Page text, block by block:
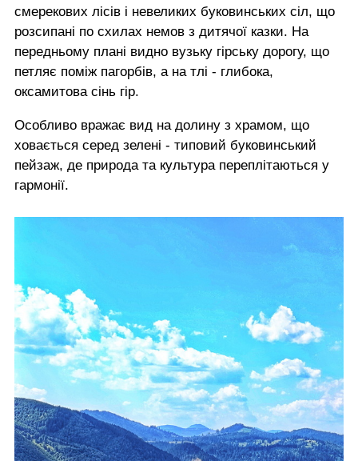
смерекових лісів і невеликих буковинських сіл, що
розсипані по схилах немов з дитячої казки. На
передньому плані видно вузьку гірську дорогу, що
петляє поміж пагорбів, а на тлі - глибока,
оксамитова сінь гір.
Особливо вражає вид на долину з храмом, що
ховається серед зелені - типовий буковинський
пейзаж, де природа та культура переплітаються у
гармонії.